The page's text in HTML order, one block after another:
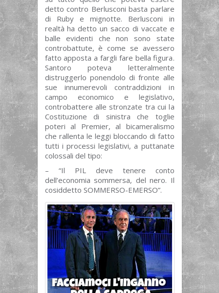
detto contro Berlusconi basta parlare
di Ruby e mignotte. Berlusconi in
realtà ha detto un sacco di vaccate e
balle evidenti che non sono state
controbattute, è come se avessero
fatto apposta a fargli fare bella figura.
Santoro poteva letteralmente
distruggerlo ponendolo di fronte alle
sue innumerevoli contraddizioni in
campo economico e legislativo,
controbattere alle stronzate tra cui la
Costituzione di sinistra che toglie
poteri al Premier, al bicameralismo
che rallenta le leggi bloccando di fatto
tutti i processi legislativi, a puttanate
colossali del tipo:
– “Il PIL deve tenere conto
dell’economia sommersa, del nero. Il
cosiddetto SOMMERSO-EMERSO”.